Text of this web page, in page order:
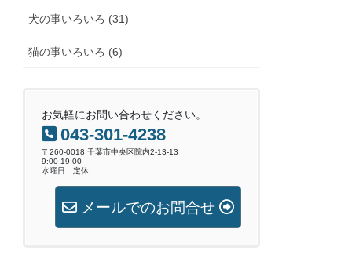
犬の事いろいろ (31)
猫の事いろいろ (6)
お気軽にお問い合わせください。
043-301-4238
〒260-0018 千葉市中央区院内2-13-13
9:00-19:00
水曜日 定休
メールでのお問合せ